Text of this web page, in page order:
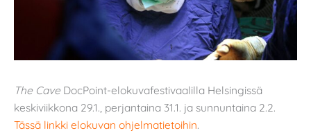
The Cave DocPoint-elokuvafestivaalilla Helsingissä
keskiviikkona 29.1., perjantaina 31.1. ja sunnuntaina 2.2.
Tässä linkki elokuvan ohjelmatietoihin.